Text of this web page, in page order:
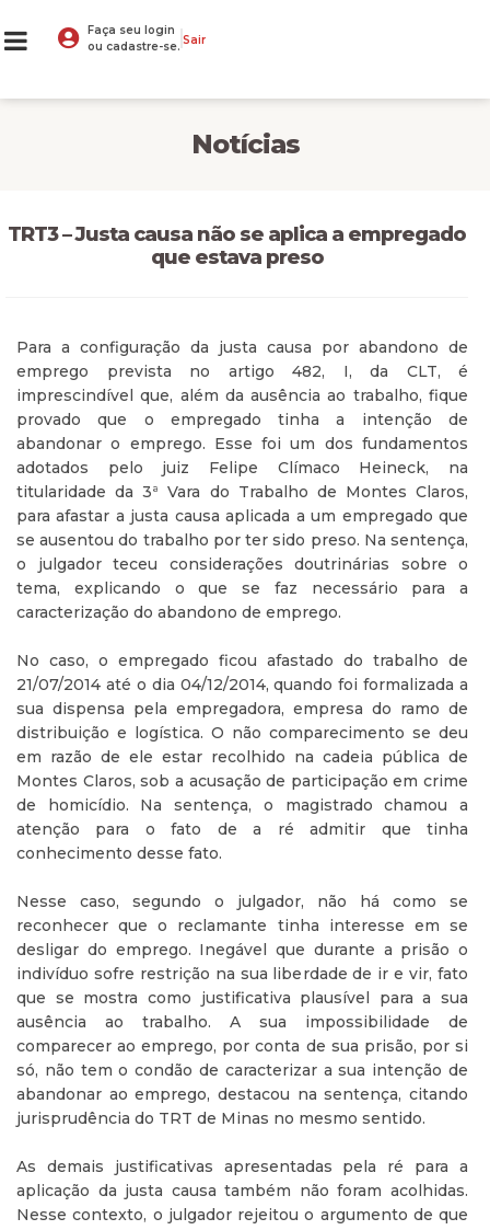
Faça seu login
ou cadastre-se. Sair
Notícias
TRT3 – Justa causa não se aplica a empregado
que estava preso
Para a configuração da justa causa por abandono de
emprego prevista no artigo 482, I, da CLT, é
imprescindível que, além da ausência ao trabalho, fique
provado que o empregado tinha a intenção de
abandonar o emprego. Esse foi um dos fundamentos
adotados pelo juiz Felipe Clímaco Heineck, na
titularidade da 3ª Vara do Trabalho de Montes Claros,
para afastar a justa causa aplicada a um empregado que
se ausentou do trabalho por ter sido preso. Na sentença,
o julgador teceu considerações doutrinárias sobre o
tema, explicando o que se faz necessário para a
caracterização do abandono de emprego.
No caso, o empregado ficou afastado do trabalho de
21/07/2014 até o dia 04/12/2014, quando foi formalizada a
sua dispensa pela empregadora, empresa do ramo de
distribuição e logística. O não comparecimento se deu
em razão de ele estar recolhido na cadeia pública de
Montes Claros, sob a acusação de participação em crime
de homicídio. Na sentença, o magistrado chamou a
atenção para o fato de a ré admitir que tinha
conhecimento desse fato.
Nesse caso, segundo o julgador, não há como se
reconhecer que o reclamante tinha interesse em se
desligar do emprego. Inegável que durante a prisão o
indivíduo sofre restrição na sua liberdade de ir e vir, fato
que se mostra como justificativa plausível para a sua
ausência ao trabalho. A sua impossibilidade de
comparecer ao emprego, por conta de sua prisão, por si
só, não tem o condão de caracterizar a sua intenção de
abandonar ao emprego, destacou na sentença, citando
jurisprudência do TRT de Minas no mesmo sentido.
As demais justificativas apresentadas pela ré para a
aplicação da justa causa também não foram acolhidas.
Nesse contexto, o julgador rejeitou o argumento de que